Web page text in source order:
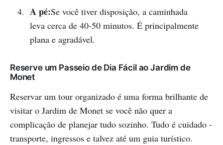
A pé:Se você tiver disposição, a caminhada
leva cerca de 40-50 minutos. É principalmente
plana e agradável.
Reserve um Passeio de Dia Fácil ao Jardim de
Monet
Reservar um tour organizado é uma forma brilhante de
visitar o Jardim de Monet se você não quer a
complicação de planejar tudo sozinho. Tudo é cuidado -
transporte, ingressos e talvez até um guia turístico.